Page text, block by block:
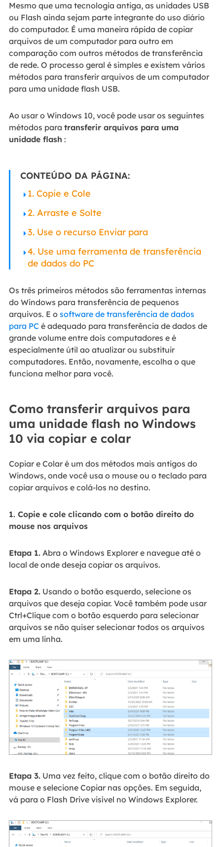
Mesmo que uma tecnologia antiga, as unidades USB
ou Flash ainda sejam parte integrante do uso diário
do computador. É uma maneira rápida de copiar
arquivos de um computador para outro em
comparação com outros métodos de transferência
de rede. O processo geral é simples e existem vários
métodos para transferir arquivos de um computador
para uma unidade flash USB.
Ao usar o Windows 10, você pode usar os seguintes
métodos para transferir arquivos para uma
unidade flash :
CONTEÚDO DA PÁGINA:
1. Copie e Cole
2. Arraste e Solte
3. Use o recurso Enviar para
4. Use uma ferramenta de transferência
de dados do PC
Os três primeiros métodos são ferramentas internas
do Windows para transferência de pequenos
arquivos. E o software de transferência de dados
para PC é adequado para transferência de dados de
grande volume entre dois computadores e é
especialmente útil ao atualizar ou substituir
computadores. Então, novamente, escolha o que
funciona melhor para você.
Como transferir arquivos para
uma unidade flash no Windows
10 via copiar e colar
Copiar e Colar é um dos métodos mais antigos do
Windows, onde você usa o mouse ou o teclado para
copiar arquivos e colá-los no destino.
1. Copie e cole clicando com o botão direito do
mouse nos arquivos
Etapa 1.Abra o Windows Explorer e navegue até o
local de onde deseja copiar os arquivos.
Etapa 2.Usando o botão esquerdo, selecione os
arquivos que deseja copiar. Você também pode usar
Ctrl+Clique com o botão esquerdo para selecionar
arquivos se não quiser selecionar todos os arquivos
em uma linha.
Etapa 3.Uma vez feito, clique com o botão direito do
mouse e selecione Copiar nas opções. Em seguida,
vá para o Flash Drive visível no Windows Explorer.